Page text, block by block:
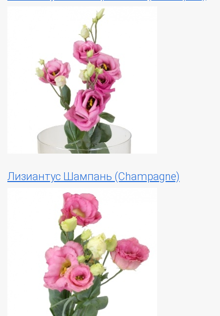
Лизиантус Шампань (Champagne)